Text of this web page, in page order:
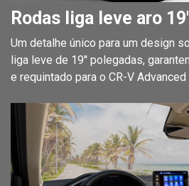
Rodas liga leve aro
Um detalhe único para um design
liga leve de 19'' polegadas,
e requintado para o CR-V Advanced